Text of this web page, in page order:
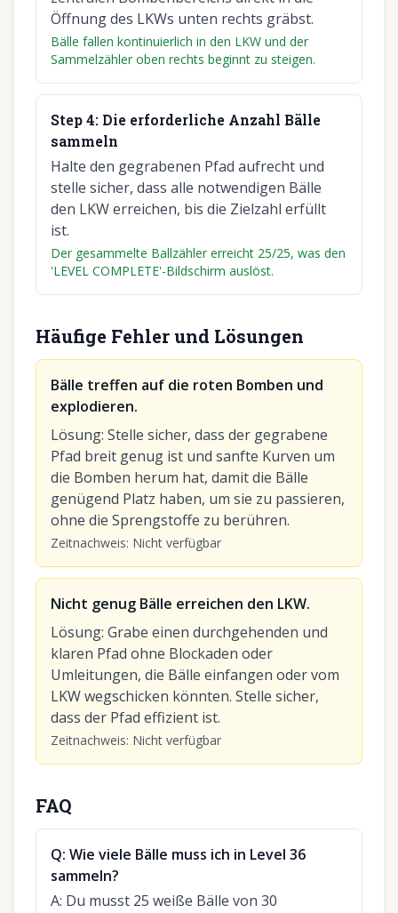
Öffnung des LKWs unten rechts gräbst.
Bälle fallen kontinuierlich in den LKW und der
Sammelzähler oben rechts beginnt zu steigen.
Step4: Die erforderliche Anzahl Bälle
sammeln
Halte den gegrabenen Pfad aufrecht und
stelle sicher, dass alle notwendigen Bälle
den LKW erreichen, bis die Zielzahl erfüllt
ist.
Der gesammelte Ballzähler erreicht 25/25, was den
'LEVEL COMPLETE'-Bildschirm auslöst.
Häufige Fehler und Lösungen
Bälle treffen auf die roten Bomben und
explodieren.
Lösung: Stelle sicher, dass der gegrabene
Pfad breit genug ist und sanfte Kurven um
die Bomben herum hat, damit die Bälle
genügend Platz haben, um sie zu passieren,
ohne die Sprengstoffe zu berühren.
Zeitnachweis: Nicht verfügbar
Nicht genug Bälle erreichen den LKW.
Lösung: Grabe einen durchgehenden und
klaren Pfad ohne Blockaden oder
Umleitungen, die Bälle einfangen oder vom
LKW wegschicken könnten. Stelle sicher,
dass der Pfad effizient ist.
Zeitnachweis: Nicht verfügbar
FAQ
Q: Wie viele Bälle muss ich in Level 36
sammeln?
A: Du musst 25 weiße Bälle von 30